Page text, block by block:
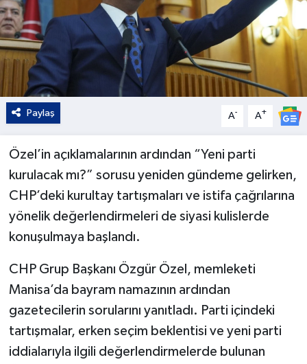
Paylaş A- A+
Özel’in açıklamalarının ardından “Yeni parti
kurulacak mı?” sorusu yeniden gündeme gelirken,
CHP’deki kurultay tartışmaları ve istifa çağrılarına
yönelik değerlendirmeleri de siyasi kulislerde
konuşulmaya başlandı.
CHP Grup Başkanı Özgür Özel, memleketi
Manisa’da bayram namazının ardından
gazetecilerin sorularını yanıtladı. Parti içindeki
tartışmalar, erken seçim beklentisi ve yeni parti
iddialarıyla ilgili değerlendirmelerde bulunan